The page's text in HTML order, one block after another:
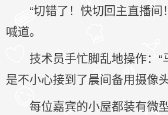
“切错了！快切回主直播间
喊道。
技术员手忙脚乱地操作
是不小心接到了晨间备用摄像
每位嘉宾的小屋都装有微